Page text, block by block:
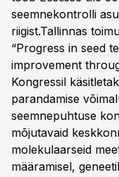
seemnekontrolli
riigist.Tallinnas
“Progress in seed
improvement
Kongressil
parandamise
seemnepuhtuse
mõjutavaid
molekulaarseid
määramisel,